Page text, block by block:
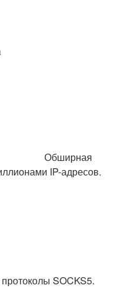
Обширная
IP-адресов.
SOCKS5.